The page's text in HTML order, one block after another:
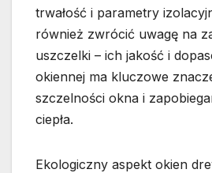
trwałość i parametry
również zwrócić uwagę na
uszczelki – ich jakość i
okiennej ma kluczowe
szczelności okna i
ciepła.
Ekologiczny aspekt okien